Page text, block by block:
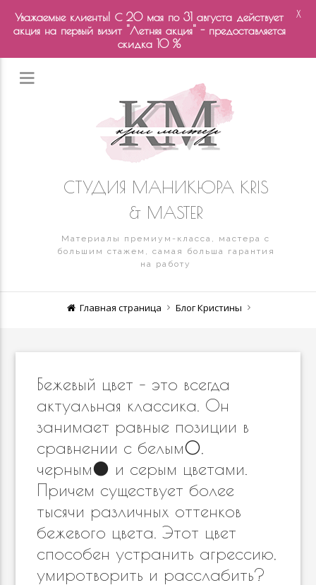
СТУДИЯ МАНИКЮРА KRIS
& MASTER
Материалы премиум-класса, мастера с
большим стажем, самая больша гарантия
на работу
Главная страница Блог Кристины
Бежевый цвет – это всегда
актуальная классика. Он
занимает равные позиции в
сравнении с белым⚪️,
черным⚫️ и серым цветами.
Причем существует более
тысячи различных оттенков
бежевого цвета. Этот цвет
способен устранить агрессию,
умиротворить и расслабить?
Уважаемые клиенты! С 20 мая по 31 августа действует
акция на первый визит "Летняя акция" - предоставляется
скидка 10 %
X